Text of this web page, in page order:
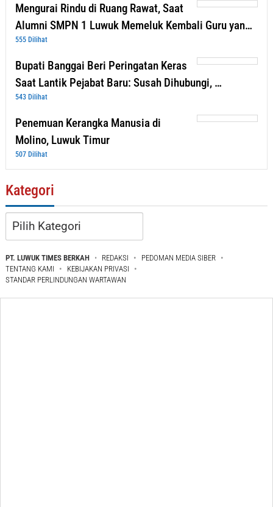
Mengurai Rindu di Ruang Rawat, Saat
Alumni SMPN 1 Luwuk Memeluk Kembali Guru yan…
555 Dilihat
Bupati Banggai Beri Peringatan Keras
Saat Lantik Pejabat Baru: Susah Dihubungi, …
543 Dilihat
Penemuan Kerangka Manusia di
Molino, Luwuk Timur
507 Dilihat
Kategori
Kategori
PT. LUWUK TIMES BERKAH REDAKSI
PEDOMAN MEDIA SIBER
TENTANG KAMI
KEBIJAKAN PRIVASI
STANDAR PERLINDUNGAN WARTAWAN